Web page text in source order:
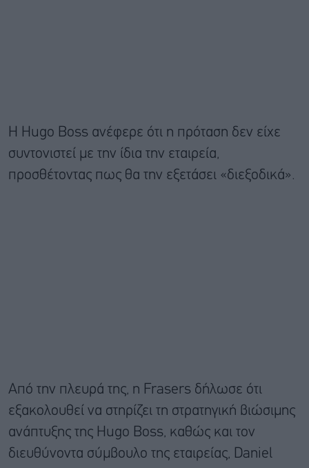
Η Hugo Boss ανέφερε ότι η πρόταση δεν είχε
συντονιστεί με την ίδια την εταιρεία,
προσθέτοντας πως θα την εξετάσει «διεξοδικά».
Από την πλευρά της, η Frasers δήλωσε ότι
εξακολουθεί να στηρίζει τη στρατηγική βιώσιμης
ανάπτυξης της Hugo Boss, καθώς και τον
διευθύνοντα σύμβουλο της εταιρείας, Daniel